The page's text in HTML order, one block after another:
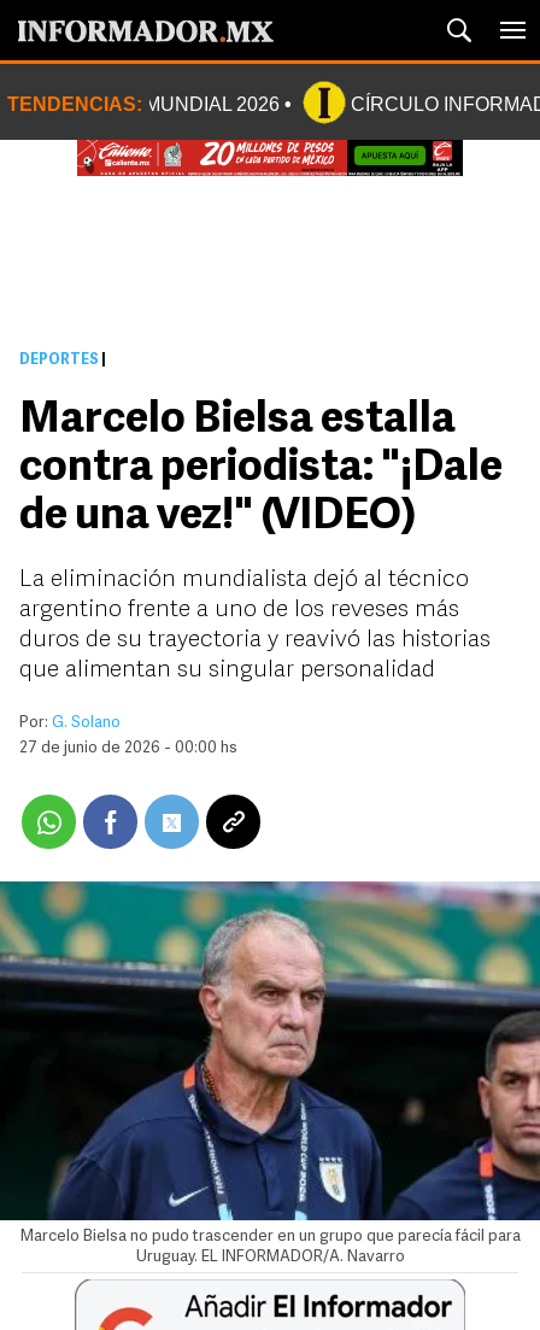
TENDENCIAS: MUNDIAL 2026 CÍRCULO
DEPORTES
Marcelo Bielsa estalla
contra periodista: "¡Dale
de una vez!" (VIDEO)
La eliminación mundialista dejó al técnico
argentino frente a uno de los reveses más
duros de su trayectoria y reavivó las historias
que alimentan su singular personalidad
Por: G. Solano
27 de junio de 2026 - 00:00 hs
Marcelo Bielsa no pudo trascender en un grupo que parecía fácil para
Uruguay. EL INFORMADOR/A. Navarro